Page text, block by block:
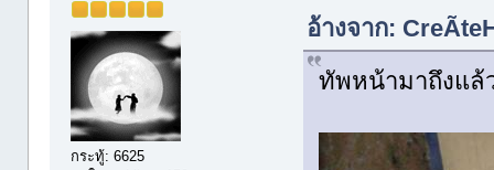
กระทู้: 6625
อ้างจาก:
ทัพหน้ามาถึงแล้